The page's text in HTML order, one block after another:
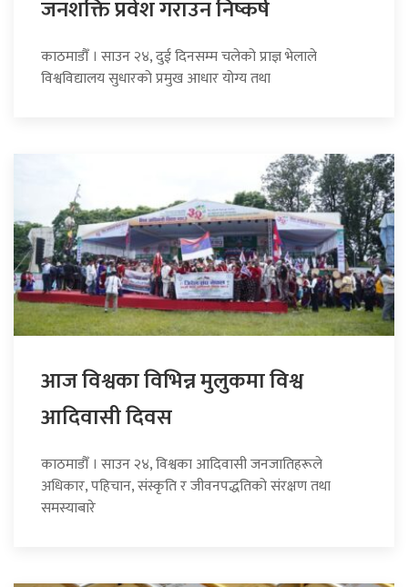
जनशक्ति प्रवेश गराउन निष्कर्ष
काठमाडौँ । साउन २४, दुई दिनसम्म चलेको प्राज्ञ भेलाले
विश्वविद्यालय सुधारको प्रमुख आधार योग्य तथा
आज विश्वका विभिन्न मुलुकमा विश्व
आदिवासी दिवस
काठमाडौँ । साउन २४, विश्वका आदिवासी जनजातिहरूले
अधिकार, पहिचान, संस्कृति र जीवनपद्धतिको संरक्षण तथा
समस्याबारे